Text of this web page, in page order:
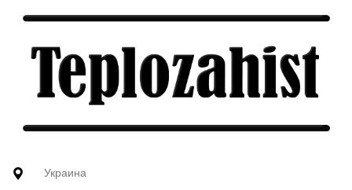
Украина